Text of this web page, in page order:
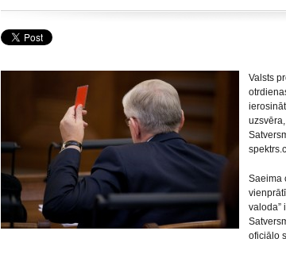
Valsts
Saeima
valoda”
oficiālo